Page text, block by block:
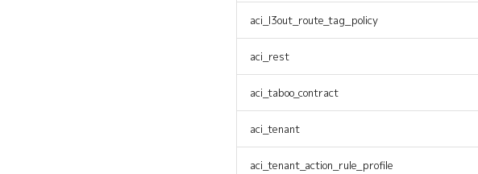
aci_l3out_route_tag_policy
aci_rest
aci_taboo_contract
aci_tenant
aci_tenant_action_rule_profile